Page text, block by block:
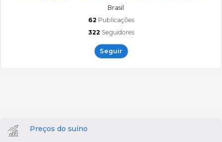
Brasil
62 Publicações
322 Seguidores
Seguir
Preços do suíno